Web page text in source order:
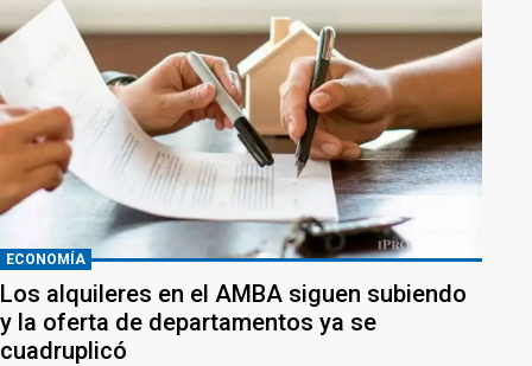
ECONOMÍA
Los alquileres en el AMBA siguen subiendo
y la oferta de departamentos ya se
cuadruplicó